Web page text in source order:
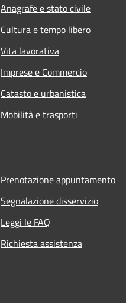
Anagrafe e stato civile
Cultura e tempo libero
Vita lavorativa
Imprese e Commercio
Catasto e urbanistica
Mobilità e trasporti
Prenotazione appuntamento
Segnalazione disservizio
Leggi le FAQ
Richiesta assistenza